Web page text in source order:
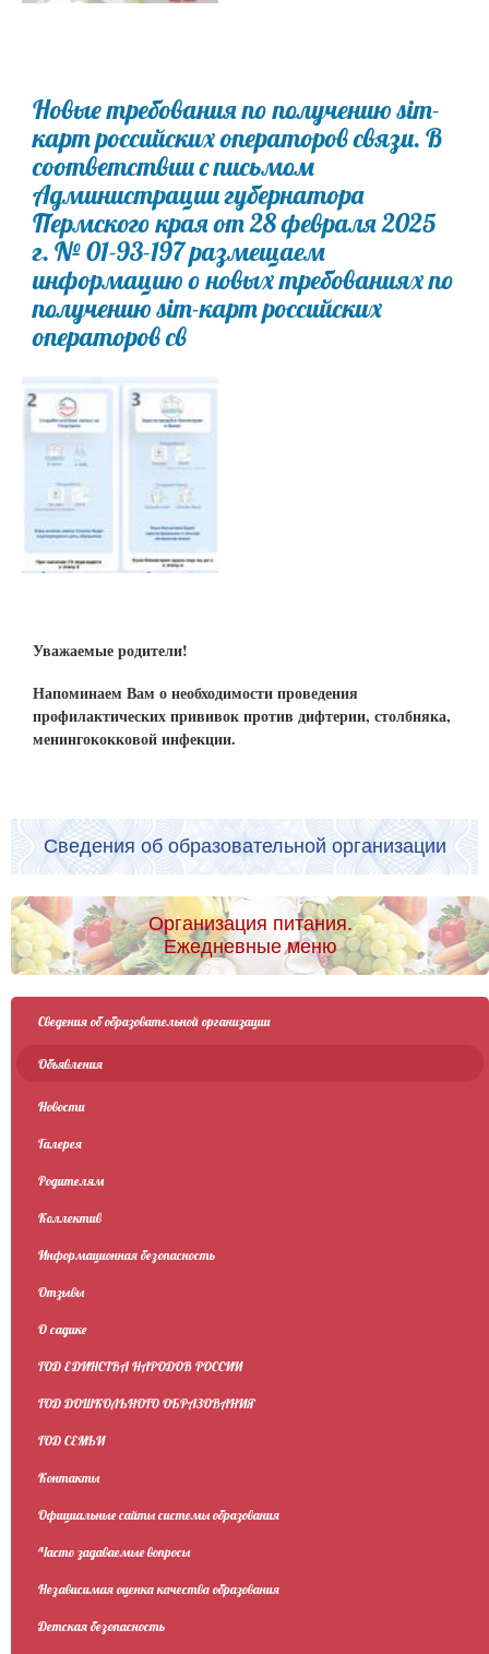
Новые требования по получению sim-
карт российских операторов связи. В
соответствии с письмом
Администрации губернатора
Пермского края от 28 февраля 2025
г. № 01-93-197 размещаем
информацию о новых требованиях по
получению sim-карт российских
операторов св
Уважаемые родители!
Напоминаем Вам о необходимости проведения
профилактических прививок против дифтерии, столбняка,
менингококковой инфекции.
Сведения об образовательной организации
Организация питания.
Ежедневные меню
Сведения об образовательной организации
Объявления
Новости
Галерея
Родителям
Коллектив
Информационная безопасность
Отзывы
О садике
ГОД ЕДИНСТВА НАРОДОВ РОССИИ
ГОД ДОШКОЛЬНОГО ОБРАЗОВАНИЯ
ГОД СЕМЬИ
Контакты
Официальные сайты системы образования
Часто задаваемые вопросы
Независимая оценка качества образования
Детская безопасность